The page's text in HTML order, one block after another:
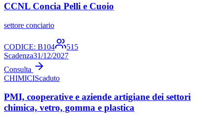
CCNL Concia Pelli e Cuoio
settore conciario
CODICE: B104
515
Scadenza31/12/2027
Consulta
CHIMICIScaduto
PMI, cooperative e aziende artigiane dei settori
chimica, vetro, gomma e plastica